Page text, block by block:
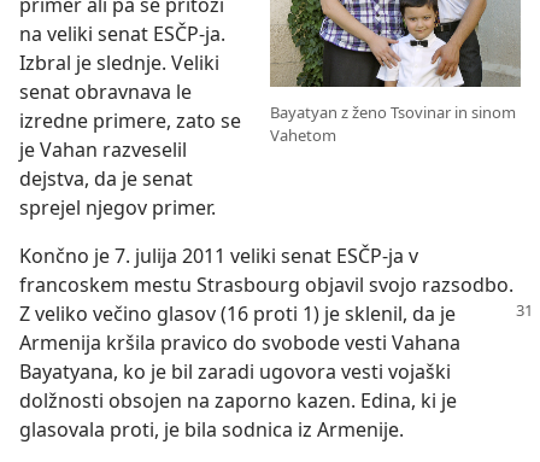
Bayatyan z ženo Tsovinar in sinom
Vahetom
na veliki senat ESČP-ja.
Izbral je slednje. Veliki
senat obravnava le
izredne primere, zato se
je Vahan razveselil
dejstva, da je senat
sprejel njegov primer.
Končno je 7. julija 2011 veliki senat ESČP-ja v
francoskem mestu Strasbourg objavil svojo razsodbo.
Z veliko večino glasov(16 proti 1) je sklenil, da je
Armenija kršila pravico do svobode vesti Vahana
Bayatyana, ko je bil zaradi ugovora vesti vojaški
dolžnosti obsojen na zaporno kazen. Edina, ki je
glasovala proti, je bila sodnica iz Armenije.